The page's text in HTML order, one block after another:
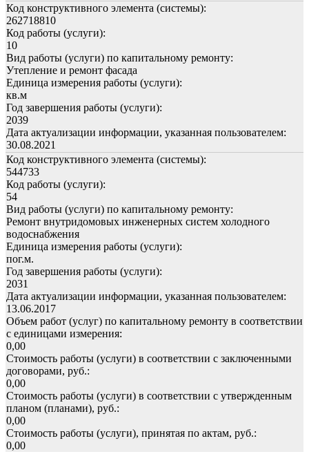
Код конструктивного элемента (системы):
262718810
Код работы (услуги):
10
Вид работы (услуги) по капитальному ремонту:
Утепление и ремонт фасада
Единица измерения работы (услуги):
кв.м
Год завершения работы (услуги):
2039
Дата актуализации информации, указанная пользователем:
30.08.2021
Код конструктивного элемента (системы):
544733
Код работы (услуги):
54
Вид работы (услуги) по капитальному ремонту:
Ремонт внутридомовых инженерных систем холодного
водоснабжения
Единица измерения работы (услуги):
пог.м.
Год завершения работы (услуги):
2031
Дата актуализации информации, указанная пользователем:
13.06.2017
Объем работ (услуг) по капитальному ремонту в соответствии
с единицами измерения:
0,00
Стоимость работы (услуги) в соответствии с заключенными
договорами, руб.:
0,00
Стоимость работы (услуги) в соответствии с утвержденным
планом (планами), руб.:
0,00
Стоимость работы (услуги), принятая по актам, руб.:
0,00